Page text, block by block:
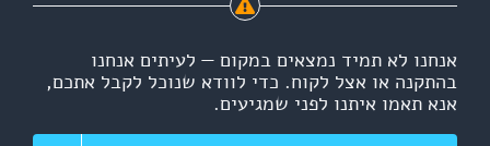
אנחנו לא תמיד נמצאים במקום — לעיתים אנחנו
בהתקנה או אצל לקוח. כדי לוודא שנוכל לקבל אתכם,
אנא תאמו איתנו לפני שמגיעים.